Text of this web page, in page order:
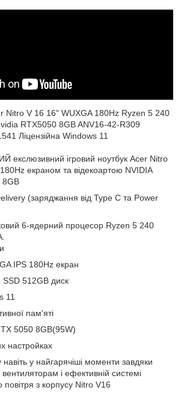
Nitro V 16 16" WUXGA 180Hz Ryzen 5 240
RTX5050 8GB ANV16-42-R309
Ліцензійна Windows 11
ігровий ноутбук Acer Nitro
екраном та відекоартою NVIDIA
8GB
(заряджання від Type C та Power
6-ядерний процесор Ryzen 5 240
IPS 180Hz екран
512GB диск
11
пам'яті
5050 8GB(95W)
настройках
навіть у найгарячіші моменти завдяки
і ефективній системі
повітря з корпусу Nitro V16